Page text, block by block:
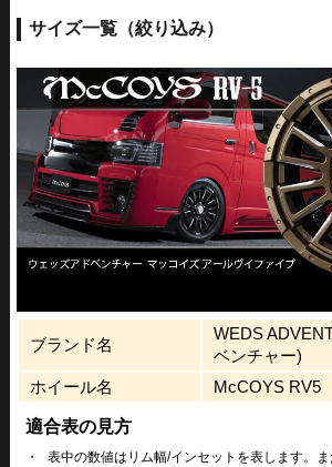
サイズ一覧（絞り込み）
ブランド名
WEDS
ベンチャー)
ホイール名
McCOYS RV5
適合表の見方
・
表中の数値はリム幅/インセットを表します。